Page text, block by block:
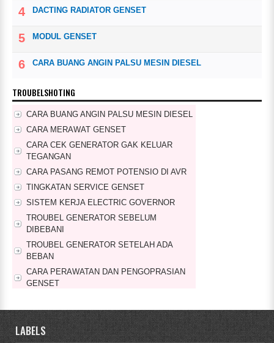
DACTING RADIATOR GENSET
MODUL GENSET
CARA BUANG ANGIN PALSU MESIN DIESEL
TROUBELSHOTING
CARA BUANG ANGIN PALSU MESIN DIESEL
CARA MERAWAT GENSET
CARA CEK GENERATOR GAK KELUAR
TEGANGAN
CARA PASANG REMOT POTENSIO DI AVR
TINGKATAN SERVICE GENSET
SISTEM KERJA ELECTRIC GOVERNOR
TROUBEL GENERATOR SEBELUM
DIBEBANI
TROUBEL GENERATOR SETELAH ADA
BEBAN
CARA PERAWATAN DAN PENGOPRASIAN
GENSET
MINGGU
LABELS